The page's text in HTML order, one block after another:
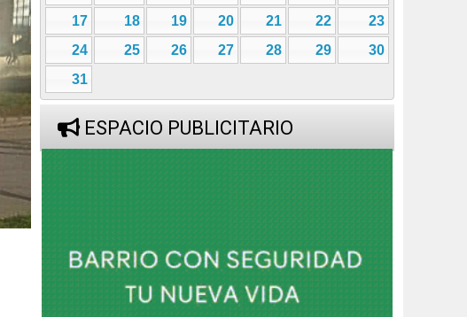
17
18 19 20 21 22
23
24
25 26 27 28 29
30
31
ESPACIO PUBLICITARIO